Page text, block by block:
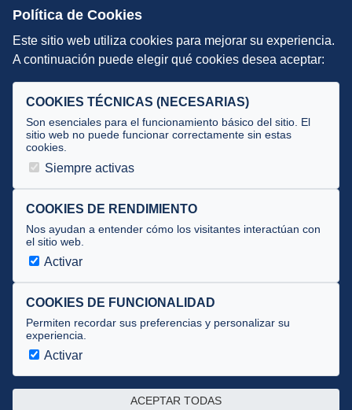
Escuelas de Triatlón
DIRECCIÓN TÉCNICA
Selecciones
Tecnificación
JUECES Y OFICIALES
Documentos
Cursos
Circulares oficiales
Convocatorias y Equipaciones
Av. José Atarés 101, semisótano. 50018 Zaragoza
Política de Cookies
Este sitio web utiliza cookies para mejorar su experiencia.
A continuación puede elegir qué cookies desea aceptar:
COOKIES TÉCNICAS (NECESARIAS)
Son esenciales para el funcionamiento básico del sitio. El
sitio web no puede funcionar correctamente sin estas
cookies.
Siempre activas
COOKIES DE RENDIMIENTO
Nos ayudan a entender cómo los visitantes interactúan con
el sitio web.
Activar
COOKIES DE FUNCIONALIDAD
Permiten recordar sus preferencias y personalizar su
experiencia.
Activar
ACEPTAR TODAS